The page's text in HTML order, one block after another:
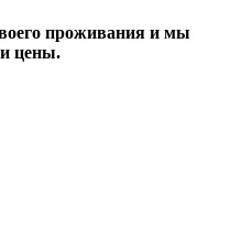
проживания и мы
цены.